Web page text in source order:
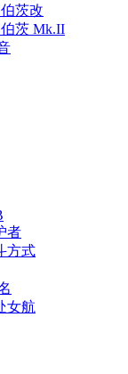
茨改
伯茨 Mk.II
者
方式
女航